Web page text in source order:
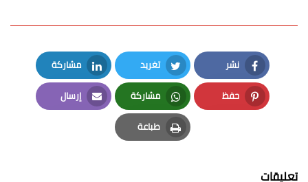
نشر
Facebook
تغريد
Twitter
مشاركة
LinkedIn
حفظ
Pinterest
مشاركة
Whatsapp
إرسال
Email
طباعة
Print
تعليقات